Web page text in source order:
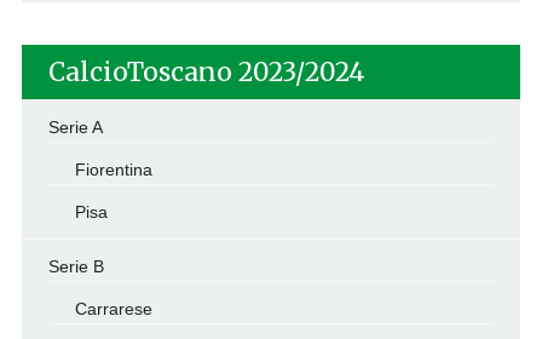
CalcioToscano 2023/2024
Serie A
Fiorentina
Pisa
Serie B
Carrarese